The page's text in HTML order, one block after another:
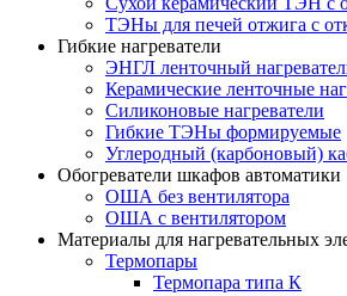
ТЭНы для печей отжига с
Гибкие нагреватели
ЭНГЛ ленточный
Керамические ленточные
Силиконовые нагреватели
Гибкие ТЭНы формируемые
Углеродный (карбоновый)
Обогреватели шкафов автоматики
ОША без вентилятора
ОША с вентилятором
Материалы для нагревательных
Термопары
Термопара типа К